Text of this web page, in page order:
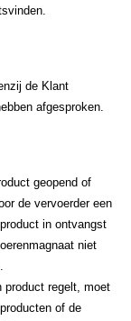
de Klant
afgesproken.
geopend of
de vervoerder een
in ontvangst
niet
product regelt, moet
of de